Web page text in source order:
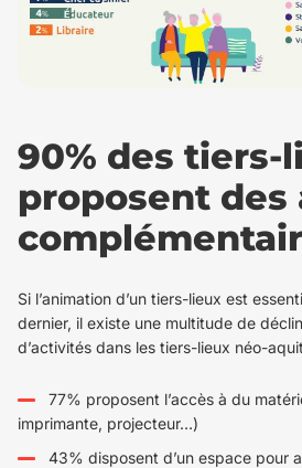
90% des tiers-
proposent des
Si l’animation d’un tiers-lieux est
dernier, il existe une multitude de
d’activités dans les tiers-lieux néo-
77% proposent l’accès à du
imprimante, projecteur…)
43% disposent d’un espace pour